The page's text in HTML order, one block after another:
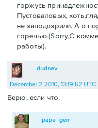
горжусь
Пустоваловых,
не заподозрили. А о
горечью.(Sorry,С
работы).
dudnev
December 2 2010, 13:19:52 UTC
Верю, если что.
papa_gen